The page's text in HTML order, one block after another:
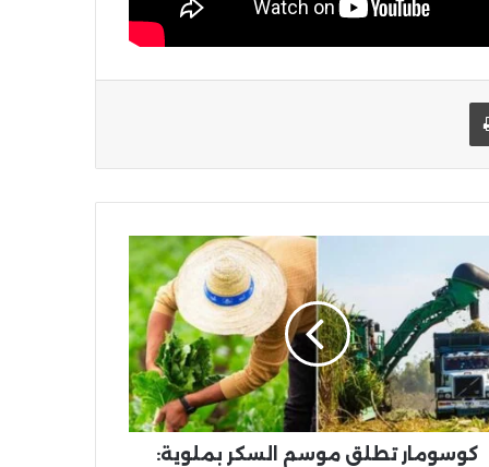
اطبعها
كوسومار تطلق موسم السكر بملوية: